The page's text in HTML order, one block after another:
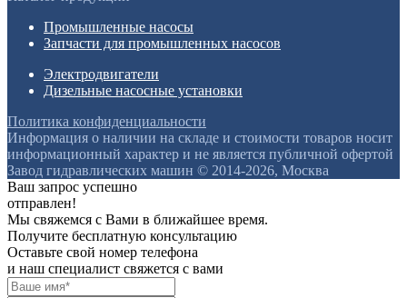
Промышленные насосы
Запчасти для промышленных насосов
Электродвигатели
Дизельные насосные установки
Политика конфиденциальности
Информация о наличии на складе и стоимости товаров носит
информационный характер и не является публичной офертой
Завод гидравлических машин © 2014-2026, Москва
Ваш запрос успешно
отправлен!
Мы свяжемся с Вами в ближайшее время.
Получите бесплатную консультацию
Оставьте свой номер телефона
и наш специалист свяжется с вами